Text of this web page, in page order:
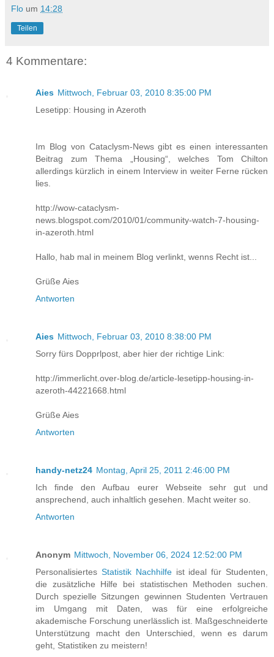
Flo um 14:28
Teilen
4 Kommentare:
Aies Mittwoch, Februar 03, 2010 8:35:00 PM
Lesetipp: Housing in Azeroth
Im Blog von Cataclysm-News gibt es einen interessanten
Beitrag zum Thema „Housing“, welches Tom Chilton
allerdings kürzlich in einem Interview in weiter Ferne rücken
lies.
http://wow-cataclysm-
news.blogspot.com/2010/01/community-watch-7-housing-
in-azeroth.html
Hallo, hab mal in meinem Blog verlinkt, wenns Recht ist...
Grüße Aies
Antworten
Aies Mittwoch, Februar 03, 2010 8:38:00 PM
Sorry fürs Dopprlpost, aber hier der richtige Link:
http://immerlicht.over-blog.de/article-lesetipp-housing-in-
azeroth-44221668.html
Grüße Aies
Antworten
handy-netz24 Montag, April 25, 2011 2:46:00 PM
Ich finde den Aufbau eurer Webseite sehr gut und
ansprechend, auch inhaltlich gesehen. Macht weiter so.
Antworten
Anonym Mittwoch, November 06, 2024 12:52:00 PM
Personalisiertes Statistik Nachhilfeist ideal für Studenten,
die zusätzliche Hilfe bei statistischen Methoden suchen.
Durch spezielle Sitzungen gewinnen Studenten Vertrauen
im Umgang mit Daten, was für eine erfolgreiche
akademische Forschung unerlässlich ist. Maßgeschneiderte
Unterstützung macht den Unterschied, wenn es darum
geht, Statistiken zu meistern!